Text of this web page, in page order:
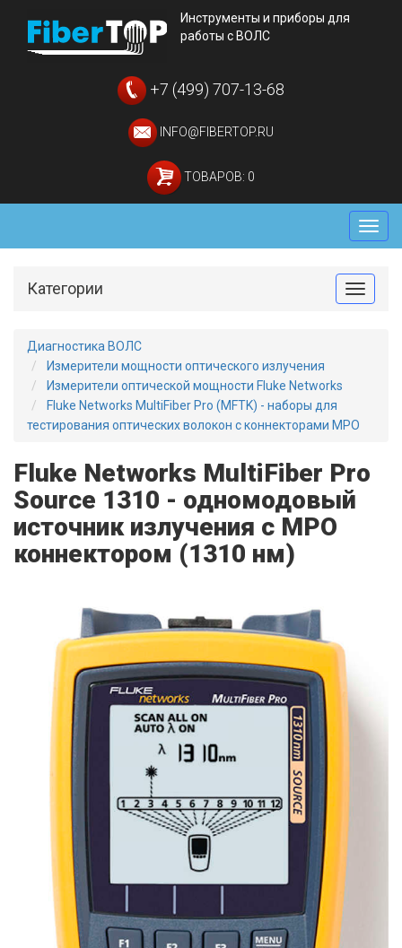
Инструменты и приборы для
работы с ВОЛС
+7 (499) 707-13-68
INFO@FIBERTOP.RU
ТОВАРОВ: 0
Меню
Toggle
Категории
Диагностика ВОЛС
Измерители мощности оптического излучения
Измерители оптической мощности Fluke Networks
Fluke Networks MultiFiber Pro (MFTK) - наборы для
тестирования оптических волокон с коннекторами MPO
Fluke Networks MultiFiber Pro
Source 1310 - одномодовый
источник излучения с MPO
коннектором (1310 нм)